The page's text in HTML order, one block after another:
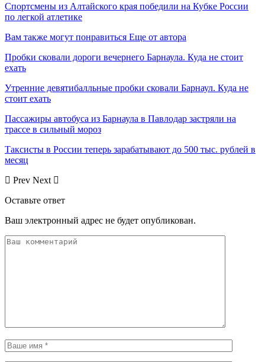
Спортсмены из Алтайского края победили на Кубке России
по легкой атлетике
Вам также могут понравиться Еще от автора
Пробки сковали дороги вечернего Барнаула. Куда не стоит
ехать
Утренние девятибалльные пробки сковали Барнаул. Куда не
стоит ехать
Пассажиры автобуса из Барнаула в Павлодар застряли на
трассе в сильный мороз
Таксисты в России теперь зарабатывают до 500 тыс. рублей в
месяц
Prev Next
Оставьте ответ
Ваш электронный адрес не будет опубликован.